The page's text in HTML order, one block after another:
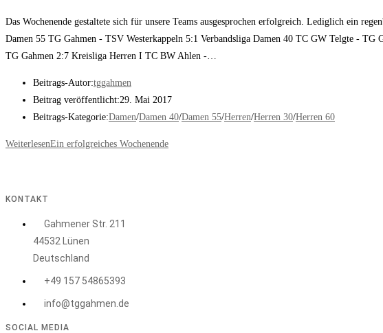
Das Wochenende gestaltete sich für unsere Teams ausgesprochen erfolgreich. Lediglich ein
Damen 55 TG Gahmen - TSV Westerkappeln 5:1 Verbandsliga Damen 40 TC GW Telgte -
TG Gahmen 2:7 Kreisliga Herren I TC BW Ahlen -…
Beitrags-Autor:tggahmen
Beitrag veröffentlicht:29. Mai 2017
Beitrags-Kategorie:Damen/Damen 40/Damen 55/Herren/Herren 30/Herren 60
WeiterlesenEin erfolgreiches Wochenende
KONTAKT
Gahmener Str. 211
44532 Lünen
Deutschland
+49 157 54865393
info@tggahmen.de
SOCIAL MEDIA